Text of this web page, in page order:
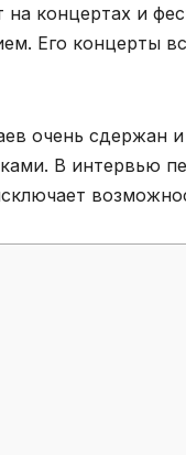
концертах и
Его концерты
очень сдержан
В интервью